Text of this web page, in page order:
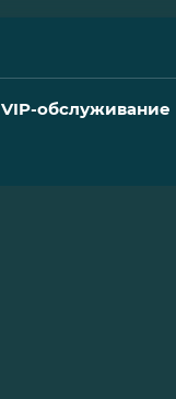
VIP-обслуживание